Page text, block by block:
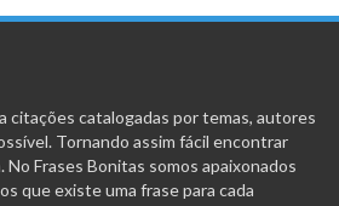
citações catalogadas por temas, autores
Tornando assim fácil encontrar
No Frases Bonitas somos apaixonados
que existe uma frase para cada